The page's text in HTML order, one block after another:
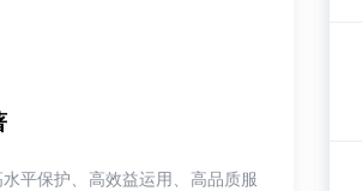
平保护、高效益运用、高品质服